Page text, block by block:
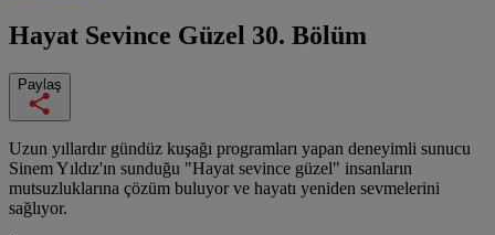
Hayat Sevince Güzel 30. Bölüm
Paylaş
Uzun yıllardır gündüz kuşağı programları yapan deneyimli sunucu
Sinem Yıldız'ın sunduğu "Hayat sevince güzel" insanların
mutsuzluklarına çözüm buluyor ve hayatı yeniden sevmelerini
sağlıyor.